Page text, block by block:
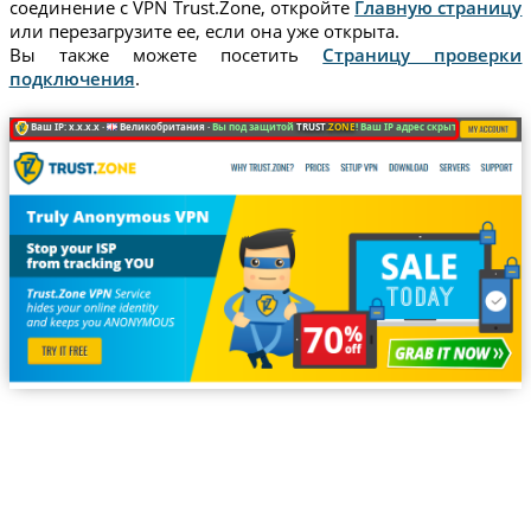
соединение с VPN Trust.Zone, откройте Главную страницу
или перезагрузите ее, если она уже открыта.
Вы также можете посетить Страницу проверки
подключения.
Ваш IP: x.x.x.x · Великобритания ·Вы под защитойTRUST.ZONE! Ваш IP адрес скрыт!